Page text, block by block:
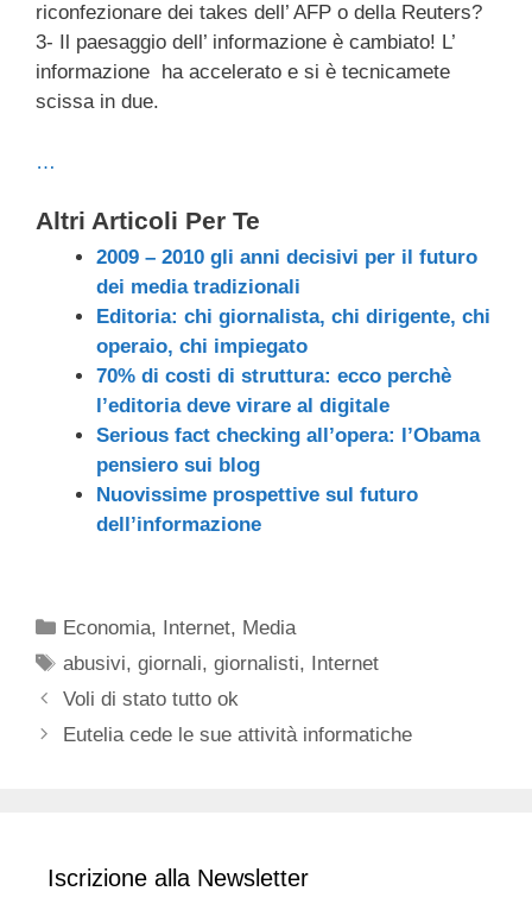
riconfezionare dei takes dell’ AFP o della Reuters?
3- Il paesaggio dell’ informazione è cambiato! L’
informazione ha accelerato e si è tecnicamete
scissa in due.
…
Altri Articoli Per Te
2009 – 2010 gli anni decisivi per il futuro
dei media tradizionali
Editoria: chi giornalista, chi dirigente, chi
operaio, chi impiegato
70% di costi di struttura: ecco perchè
l’editoria deve virare al digitale
Serious fact checking all’opera: l’Obama
pensiero sui blog
Nuovissime prospettive sul futuro
dell’informazione
Categorie
Economia, Internet, Media
Tag
abusivi,giornali,giornalisti, Internet
Voli di stato tutto ok
Eutelia cede le sue attività informatiche
Iscrizione alla Newsletter